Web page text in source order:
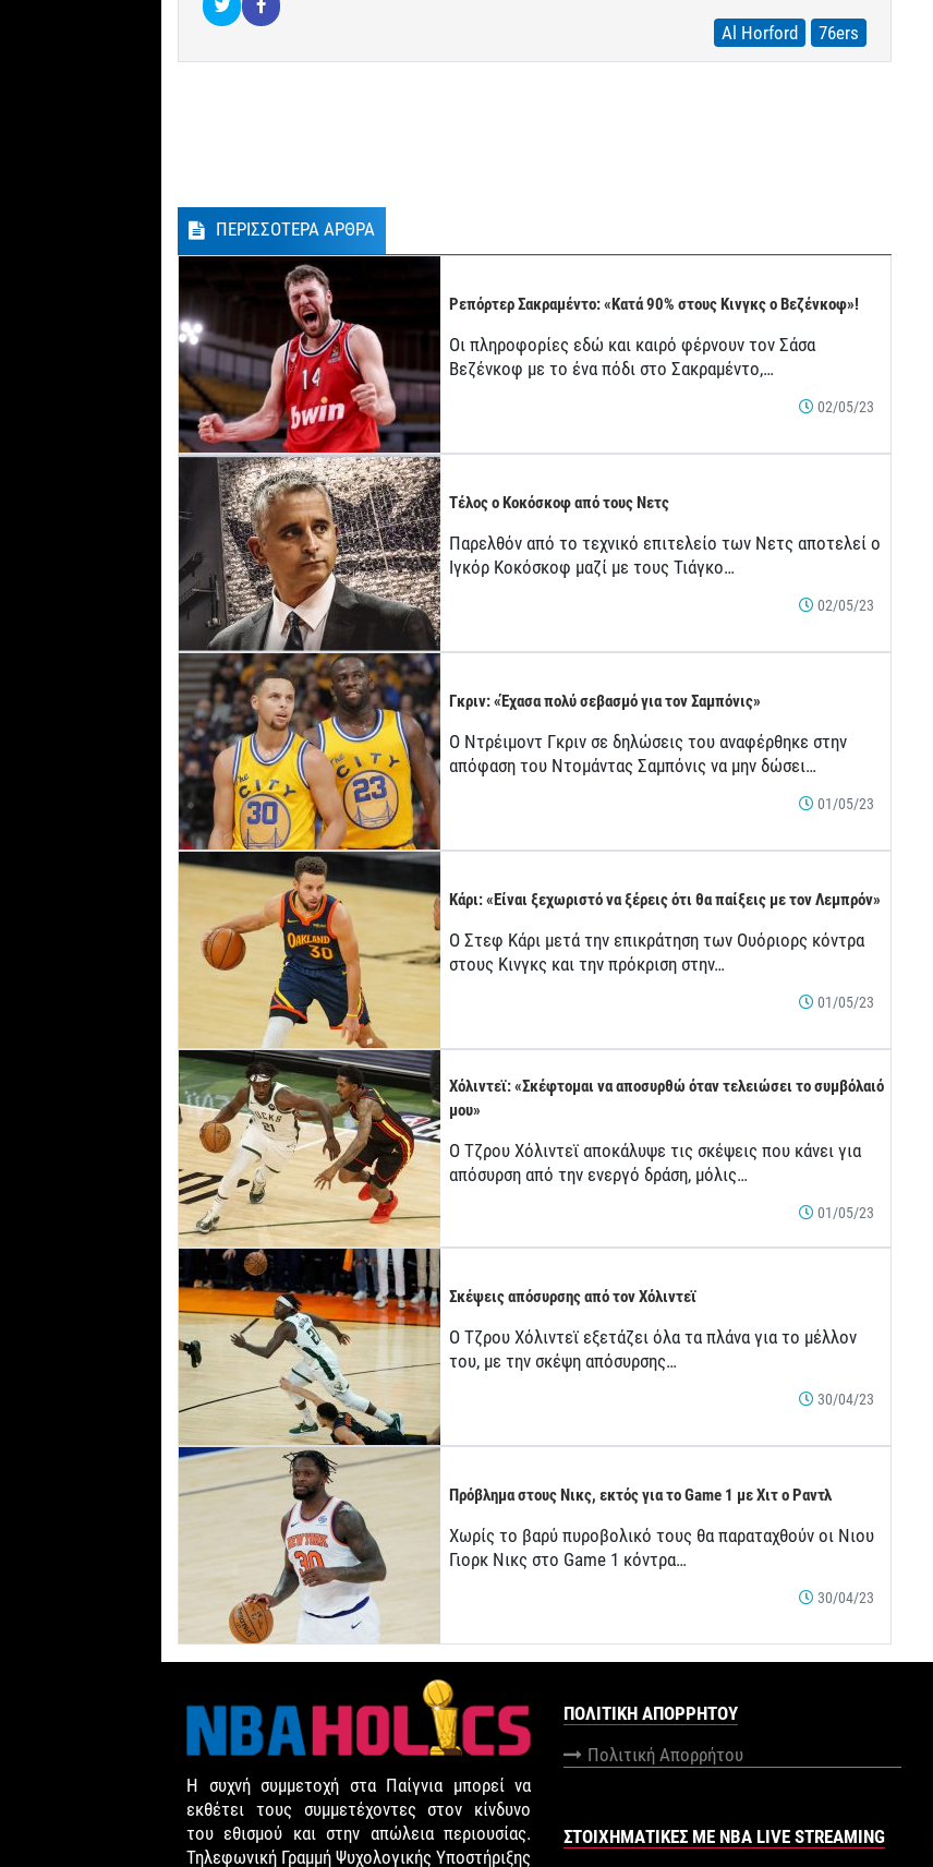
Al Horford 76ers
ΠΕΡΙΣΣΟΤΕΡΑ ΑΡΘΡΑ
Ρεπόρτερ Σακραμέντο: «Κατά 90% στους Κινγκς ο Βεζένκοφ»!
Οι πληροφορίες εδώ και καιρό φέρνουν τον Σάσα
Βεζένκοφ με το ένα πόδι στο Σακραμέντο,…
02/05/23
Τέλος ο Κοκόσκοφ από τους Νετς
Παρελθόν από το τεχνικό επιτελείο των Νετς αποτελεί ο
Ιγκόρ Κοκόσκοφ μαζί με τους Τιάγκο…
02/05/23
Γκριν: «Έχασα πολύ σεβασμό για τον Σαμπόνις»
Ο Ντρέιμοντ Γκριν σε δηλώσεις του αναφέρθηκε στην
απόφαση του Ντομάντας Σαμπόνις να μην δώσει…
01/05/23
Κάρι: «Είναι ξεχωριστό να ξέρεις ότι θα παίξεις με τον Λεμπρόν»
Ο Στεφ Κάρι μετά την επικράτηση των Ουόριορς κόντρα
στους Κινγκς και την πρόκριση στην…
01/05/23
Χόλιντεϊ: «Σκέφτομαι να αποσυρθώ όταν τελειώσει το συμβόλαιό
μου»
Ο Τζρου Χόλιντεϊ αποκάλυψε τις σκέψεις που κάνει για
απόσυρση από την ενεργό δράση, μόλις…
01/05/23
Σκέψεις απόσυρσης από τον Χόλιντεϊ
Ο Τζρου Χόλιντεϊ εξετάζει όλα τα πλάνα για το μέλλον
του, με την σκέψη απόσυρσης…
30/04/23
Πρόβλημα στους Νικς, εκτός για το Game 1 με Χιτ ο Ραντλ
Χωρίς το βαρύ πυροβολικό τους θα παραταχθούν οι Νιου
Γιορκ Νικς στο Game 1 κόντρα…
30/04/23
Η συχνή συμμετοχή στα Παίγνια μπορεί να
εκθέτει τους συμμετέχοντες στον κίνδυνο
του εθισμού και στην απώλεια περιουσίας.
Τηλεφωνική Γραμμή Ψυχολογικής Υποστήριξης
ΠΟΛΙΤΙΚΉ ΑΠΟΡΡΉΤΟΥ
Πολιτική Απορρήτου
ΣΤΟΙΧΗΜΑΤΙΚΕΣ ΜΕ NBA LIVE STREAMING